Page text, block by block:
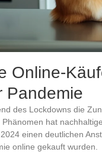
Online-
Pandemie
des Lockdowns die
hat
einen deutlichen
online gekauft wurden.